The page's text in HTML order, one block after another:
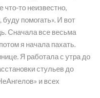
что-то неизвестно,
буду помогать». И вот
Сначала все весьма
я начала пахать.
Я работала с утра до
стульев до
и всех